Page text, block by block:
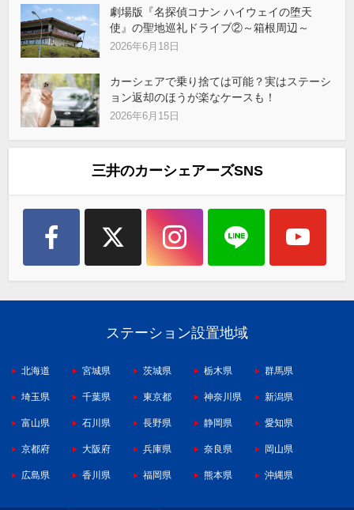
劇場版『名探偵コナン ハイウェイの堕天
使』の聖地巡礼ドライブ②～箱根周辺～
2026年6月18日
カーシェアで乗り捨ては可能？実はステーシ
ョン返却のほうが楽なケースも！
2026年6月15日
三井のカーシェアーズSNS
ステーション設置地域
北海道 宮城県 茨城県 栃木県 群馬県
埼玉県 千葉県 東京都 神奈川県 新潟県
富山県 石川県 長野県 静岡県 愛知県
京都府 大阪府 兵庫県 奈良県 岡山県
広島県 香川県 福岡県 熊本県 沖縄県